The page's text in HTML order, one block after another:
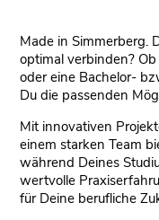
Made in Simmerberg.
optimal verbinden?
oder eine Bachelor-
Du die passenden
Mit innovativen
einem starken Team
während Deines
wertvolle
für Deine berufliche